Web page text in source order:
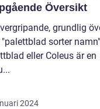
Översikt
grundlig
"palettblad sorter namn"
eller Coleus är en
2024